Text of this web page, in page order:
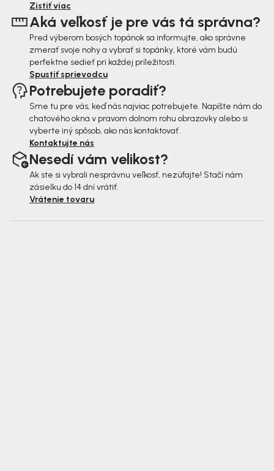
Zistiť viac
Aká veľkosť je pre vás tá správna?
Pred výberom bosých topánok sa informujte, ako správne
zmerať svoje nohy a vybrať si topánky, ktoré vám budú
perfektne sedieť pri každej príležitosti.
Spustiť sprievodcu
Potrebujete poradiť?
Sme tu pre vás, keď nás najviac potrebujete. Napíšte nám do
chatového okna v pravom dolnom rohu obrazovky alebo si
vyberte iný spôsob, ako nás kontaktovať.
Kontaktujte nás
Nesedí vám velikost?
Ak ste si vybrali nesprávnu veľkosť, nezúfajte! Stačí nám
zásielku do 14 dní vrátiť.
Vrátenie tovaru